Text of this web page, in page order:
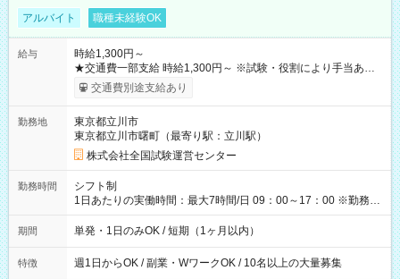
アルバイト 職種未経験OK
給与
時給1,300円～
★交通費一部支給 時給1,300円～ ※試験・役割により手当あり
※勤務回数により昇給あり 【即給（前払い）オプションあ
り！】 希望される場合、勤務から1週間ほどで給与の一部を受け
例】 ・河合塾模擬試験 8:30～17:30（休憩1時間） 時給1,300円
×8時間＝日収10,400円＋交通費 ※当日の役割により時給＋100
円の場合あり ・国家試験 7:00～13:30（休憩なし） 時給1,300
円（役割手当＋100円）×6時間＝日収8,400円＋交通費 【試用期
間】試用期間なし
交通費別途支給あり
勤務地
東京都立川市
東京都立川市曙町（最寄り駅：立川駅）
株式会社全国試験運営センター
勤務時間
シフト制
1日あたりの実働時間：最大7時間/日 09：00～17：00 ※勤務時
間は 試験により異なります。
期間 単発・1日のみOK / 短期（1ヶ月以内）
特徴 週1日からOK / 副業・WワークOK / 10名以上の大量募集